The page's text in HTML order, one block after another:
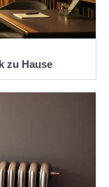
zu Hause